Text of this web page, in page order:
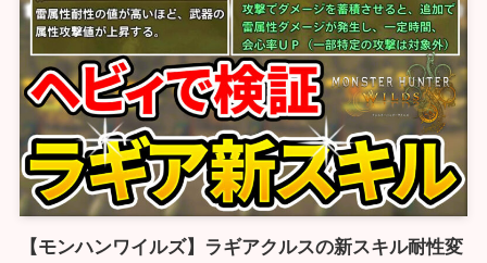
【モンハンワイルズ】ラギアクルスの新スキル耐性変